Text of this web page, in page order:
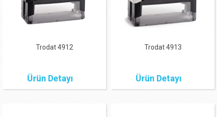
Trodat 4912
Ürün Detayı
Trodat 4913
Ürün Detayı